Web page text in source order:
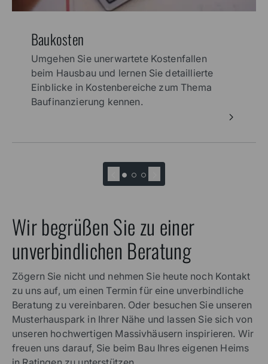
Baukosten
Umgehen Sie unerwartete Kostenfallen
beim Hausbau und lernen Sie detaillierte
Einblicke in Kostenbereiche zum Thema
Baufinanzierung kennen.
Wir begrüßen Sie zu einer
unverbindlichen Beratung
Zögern Sie nicht und nehmen Sie heute noch Kontakt
zu uns auf, um einen Termin für eine unverbindliche
Beratung zu vereinbaren. Oder besuchen Sie unseren
Musterhauspark in Ihrer Nähe und lassen Sie sich von
unseren hochwertigen Massivhäusern inspirieren. Wir
freuen uns darauf, Sie beim Bau Ihres eigenen Heims